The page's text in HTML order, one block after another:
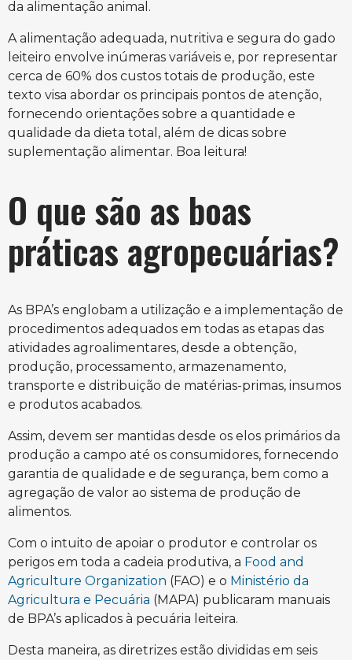
da alimentação animal.
A alimentação adequada, nutritiva e segura do gado
leiteiro envolve inúmeras variáveis e, por representar
cerca de 60% dos custos totais de produção, este
texto visa abordar os principais pontos de atenção,
fornecendo orientações sobre a quantidade e
qualidade da dieta total, além de dicas sobre
suplementação alimentar. Boa leitura!
O que são as boas
práticas agropecuárias?
As BPA’s englobam a utilização e a implementação de
procedimentos adequados em todas as etapas das
atividades agroalimentares, desde a obtenção,
produção, processamento, armazenamento,
transporte e distribuição de matérias-primas, insumos
e produtos acabados.
Assim, devem ser mantidas desde os elos primários da
produção a campo até os consumidores, fornecendo
garantia de qualidade e de segurança, bem como a
agregação de valor ao sistema de produção de
alimentos.
Com o intuito de apoiar o produtor e controlar os
perigos em toda a cadeia produtiva, a Food and
Agriculture Organization (FAO) e o Ministério da
Agricultura e Pecuária (MAPA) publicaram manuais
de BPA’s aplicados à pecuária leiteira.
Desta maneira, as diretrizes estão divididas em seis